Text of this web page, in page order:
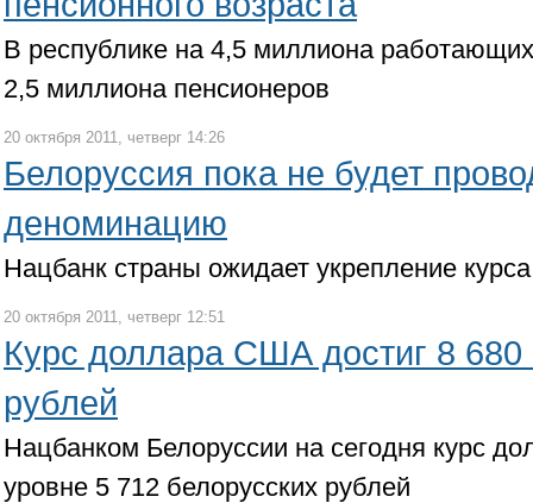
В республике на 4,5 миллиона
2,5 миллиона пенсионеров
20 октября 2011, четверг 14:26
Белоруссия пока не будет
деноминацию
Нацбанк страны ожидает укрепление
20 октября 2011, четверг 12:51
Курс доллара США достиг 8 680
рублей
Нацбанком Белоруссии на сегодня курс
уровне 5 712 белорусских рублей